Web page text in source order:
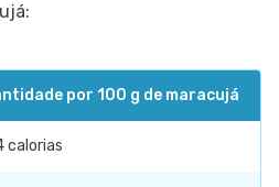
por 100 g de maracujá
calorias